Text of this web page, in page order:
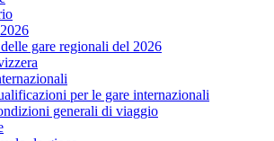
gare regionali del 2026
per le gare internazionali
generali di viaggio